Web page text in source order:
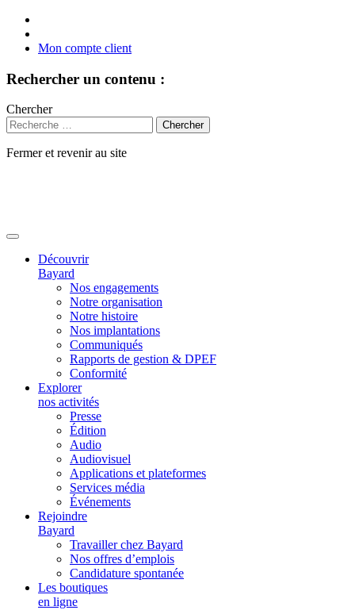
Mon compte client
Rechercher un contenu :
Chercher
Fermer et revenir au site
Découvrir
Bayard
Nos engagements
Notre organisation
Notre histoire
Nos implantations
Communiqués
Rapports de gestion & DPEF
Conformité
Explorer
nos activités
Presse
Édition
Audio
Audiovisuel
Applications et plateformes
Services média
Événements
Rejoindre
Bayard
Travailler chez Bayard
Nos offres d’emplois
Candidature spontanée
Les boutiques
en ligne